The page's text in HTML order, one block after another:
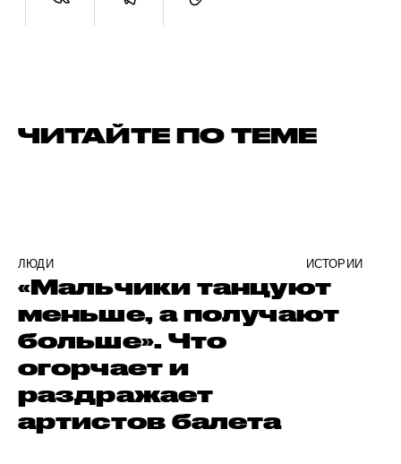
ЧИТАЙТЕ ПО ТЕМЕ
ЛЮДИ ИСТОРИИ
«Мальчики танцуют
меньше, а получают
больше». Что
огорчает и
раздражает
артистов балета